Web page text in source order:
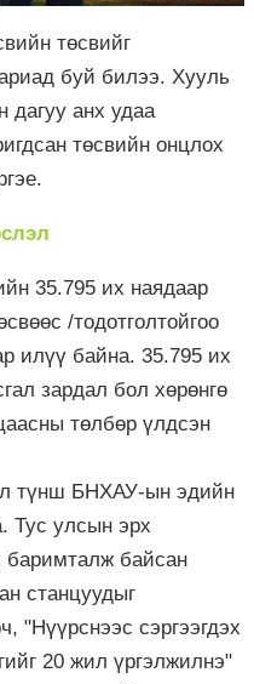
төсвийг
буй билээ. Хууль
дагуу анх удаа
төсвийн онцлох
35.795 их наядаар
/тодотголтойгоо
илүү байна. 35.795 их
зардал бол хөрөнгө
төлбөр үлдсэн
түнш БНХАУ-ын эдийн
Тус улсын эрх
баримталж байсан
станцуудыг
"Нүүрснээс сэргээгдэх
20 жил үргэлжилнэ"